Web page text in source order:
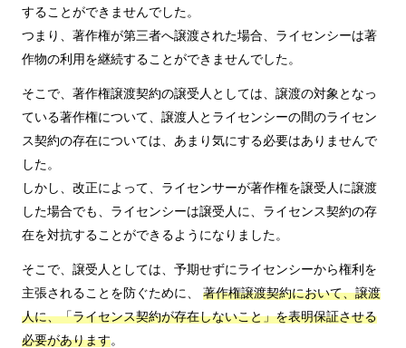
することができませんでした。
つまり、著作権が第三者へ譲渡された場合、ライセンシーは著
作物の利用を継続することができませんでした。
そこで、著作権譲渡契約の譲受人としては、譲渡の対象となっ
ている著作権について、譲渡人とライセンシーの間のライセン
ス契約の存在については、あまり気にする必要はありませんで
した。
しかし、改正によって、ライセンサーが著作権を譲受人に譲渡
した場合でも、ライセンシーは譲受人に、ライセンス契約の存
在を対抗することができるようになりました。
そこで、譲受人としては、予期せずにライセンシーから権利を
主張されることを防ぐために、 著作権譲渡契約において、譲渡
人に、「ライセンス契約が存在しないこと」を表明保証させる
必要があります。